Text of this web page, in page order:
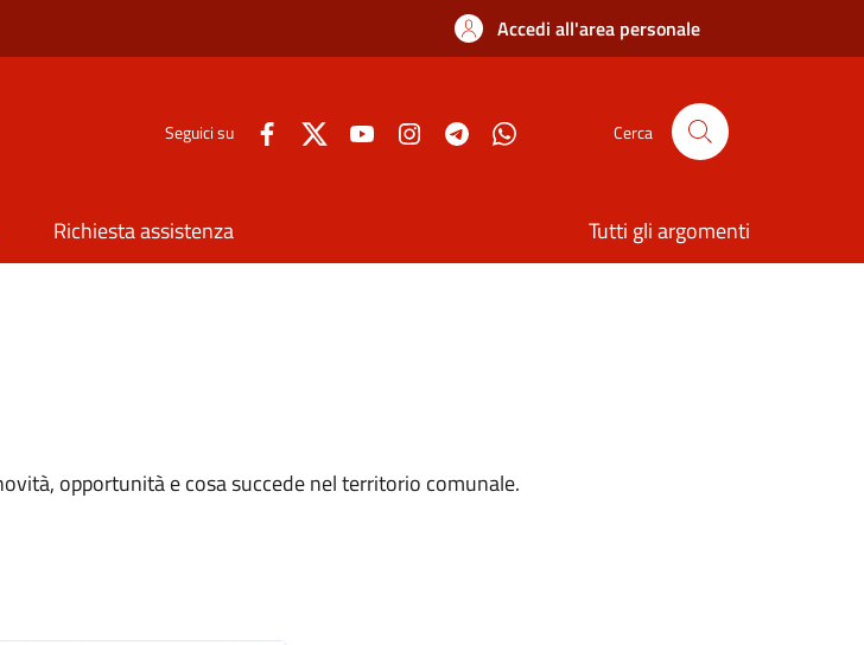
Accedi all'area personale
Seguici su Cerca
Richiesta assistenza Tutti gli argomenti
opportunità e cosa succede nel territorio comunale.